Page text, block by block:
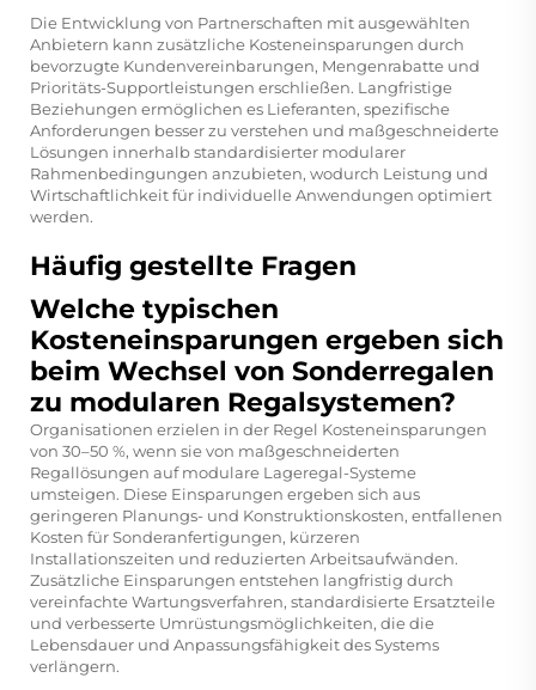
Die Entwicklung von Partnerschaften mit ausgewählten
Anbietern kann zusätzliche Kosteneinsparungen durch
bevorzugte Kundenvereinbarungen, Mengenrabatte und
Prioritäts-Supportleistungen erschließen. Langfristige
Beziehungen ermöglichen es Lieferanten, spezifische
Anforderungen besser zu verstehen und maßgeschneiderte
Lösungen innerhalb standardisierter modularer
Rahmenbedingungen anzubieten, wodurch Leistung und
Wirtschaftlichkeit für individuelle Anwendungen optimiert
werden.
Häufig gestellte Fragen
Welche typischen
Kosteneinsparungen ergeben sich
beim Wechsel von Sonderregalen
zu modularen Regalsystemen?
Organisationen erzielen in der Regel Kosteneinsparungen
von 30–50 %, wenn sie von maßgeschneiderten
Regallösungen auf modulare Lageregal-Systeme
umsteigen. Diese Einsparungen ergeben sich aus
geringeren Planungs- und Konstruktionskosten, entfallenen
Kosten für Sonderanfertigungen, kürzeren
Installationszeiten und reduzierten Arbeitsaufwänden.
Zusätzliche Einsparungen entstehen langfristig durch
vereinfachte Wartungsverfahren, standardisierte Ersatzteile
und verbesserte Umrüstungsmöglichkeiten, die die
Lebensdauer und Anpassungsfähigkeit des Systems
verlängern.